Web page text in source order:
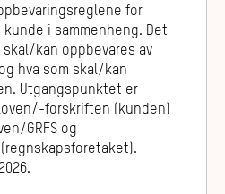
for
i sammenheng. Det
skal/kan oppbevares av
hva som skal/kan
Utgangspunktet er
forskriften (kunden)
GRFS og